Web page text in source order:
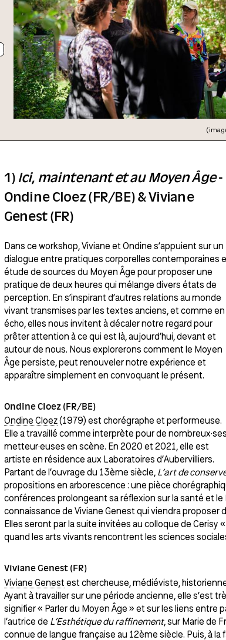
1) Ici, maintenant et au Moyen Âge-
Ondine Cloez (FR/BE) & Viviane
Genest (FR)
Dans ce workshop, Viviane et Ondine s’appuient sur un
dialogue entre pratiques corporelles contemporaines
étude de sources du Moyen Âge pour proposer une
pratique de deux heures qui mélange divers états de
perception. En s’inspirant d’autres relations au monde
vivant transmises par les textes anciens, et comme en
écho, elles nous invitent à décaler notre regard pour
prêter attention à ce qui est là, aujourd’hui, devant et
autour de nous. Nous explorerons comment le Moyen
Âge persiste, peut renouveler notre expérience et
apparaître simplement en convoquant le présent.
Ondine Cloez (FR/BE)
Ondine Cloez(1979) est chorégraphe et performeuse.
Elle a travaillé comme interprète pour de nombreux·ses
metteur·euses en scène. En 2020 et 2021, elle est
artiste en résidence aux Laboratoires d’Aubervilliers.
Partant de l’ouvrage du 13ème siècle, L’art de
propositions en arborescence : une pièce
conférences prolongeant sa réflexion sur la santé et le
connaissance de Viviane Genest qui viendra
Elles seront par la suite invitées au colloque de Cerisy
quand les arts vivants rencontrent les sciences
Viviane Genest (FR)
Viviane Genest est chercheuse, médiéviste,
Ayant à travailler sur une période ancienne, elle s’est
signifier « Parler du Moyen Âge » et sur les liens entre
l’autrice de L’Esthétique du raffinement, sur Marie de
connue de langue française au 12ème siècle. Puis, à la